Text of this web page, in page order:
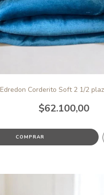
Edredon Corderito Soft 2 1/2
$62.100,00